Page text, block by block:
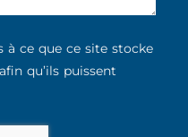
à ce que ce site stocke
qu’ils puissent